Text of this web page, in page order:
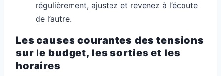
régulièrement, ajustez et revenez à l’écoute
de l’autre.
Les causes courantes des tensions
sur le budget, les sorties et les
horaires